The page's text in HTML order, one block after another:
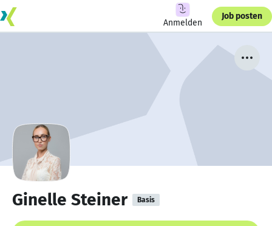
Anmelden
Job posten
Ginelle Steiner Basis